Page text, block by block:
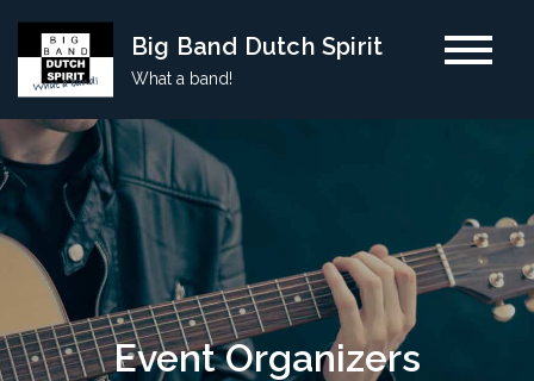
content
Big Band Dutch Spirit
What a band!
Event Organizers